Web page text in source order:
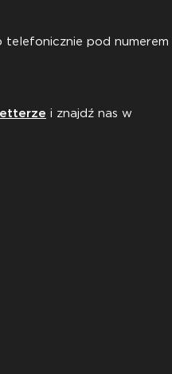
telefonicznie pod numerem
i znajdź nas w